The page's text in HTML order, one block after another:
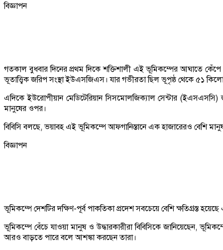
বিজ্ঞাপন
গতকাল বুধবার দিনের প্রথম দিকে শক্তিশালী এই ভূমিকম্পের আঘাতে কেঁপে
ভূতাত্ত্বিক জরিপ সংস্থা ইউএসজিএস। যার গভীরতা ছিল ভূপৃষ্ঠ থেকে ৫১
এদিকে ইউরোপীয়ান মেডিটেরিয়ান সিসমোলজিক্যাল সেন্টার
মানুষের ওপর।
বিবিসি বলছে, ভয়াবহ এই ভূমিকম্পে আফগানিস্তানে এক হাজারেরও বেশি
বিজ্ঞাপন
ভূমিকম্পে দেশটির দক্ষিণ-পূর্ব পাকতিকা প্রদেশ সবচেয়ে বেশি ক্ষতিগ্রস্ত
ভূমিকম্পে বেঁচে যাওয়া মানুষ ও উদ্ধারকারীরা বিবিসিকে জানিয়েছেন,
আরও বাড়তে পারে বলে আশঙ্কা করছেন তারা।